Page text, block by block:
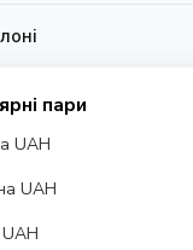
пари
UAH
UAH